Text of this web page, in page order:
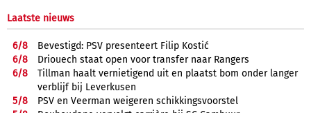
Laatste nieuws
6/8
Bevestigd: PSV presenteert Filip Kostić
6/8
Driouech staat open voor transfer naar Rangers
6/8
Tillman haalt vernietigend uit en plaatst bom onder langer
verblijf bij Leverkusen
5/8
PSV en Veerman weigeren schikkingsvoorstel